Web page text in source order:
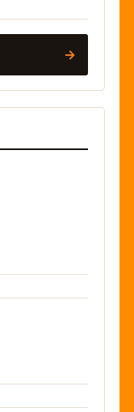
→